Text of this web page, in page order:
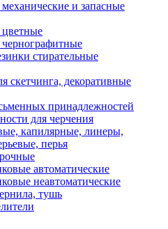
и запасные
стирательные
скетчинга, декоративные
принадлежностей
для черчения
капилярные, линеры,
перья
автоматические
неавтоматические
тушь